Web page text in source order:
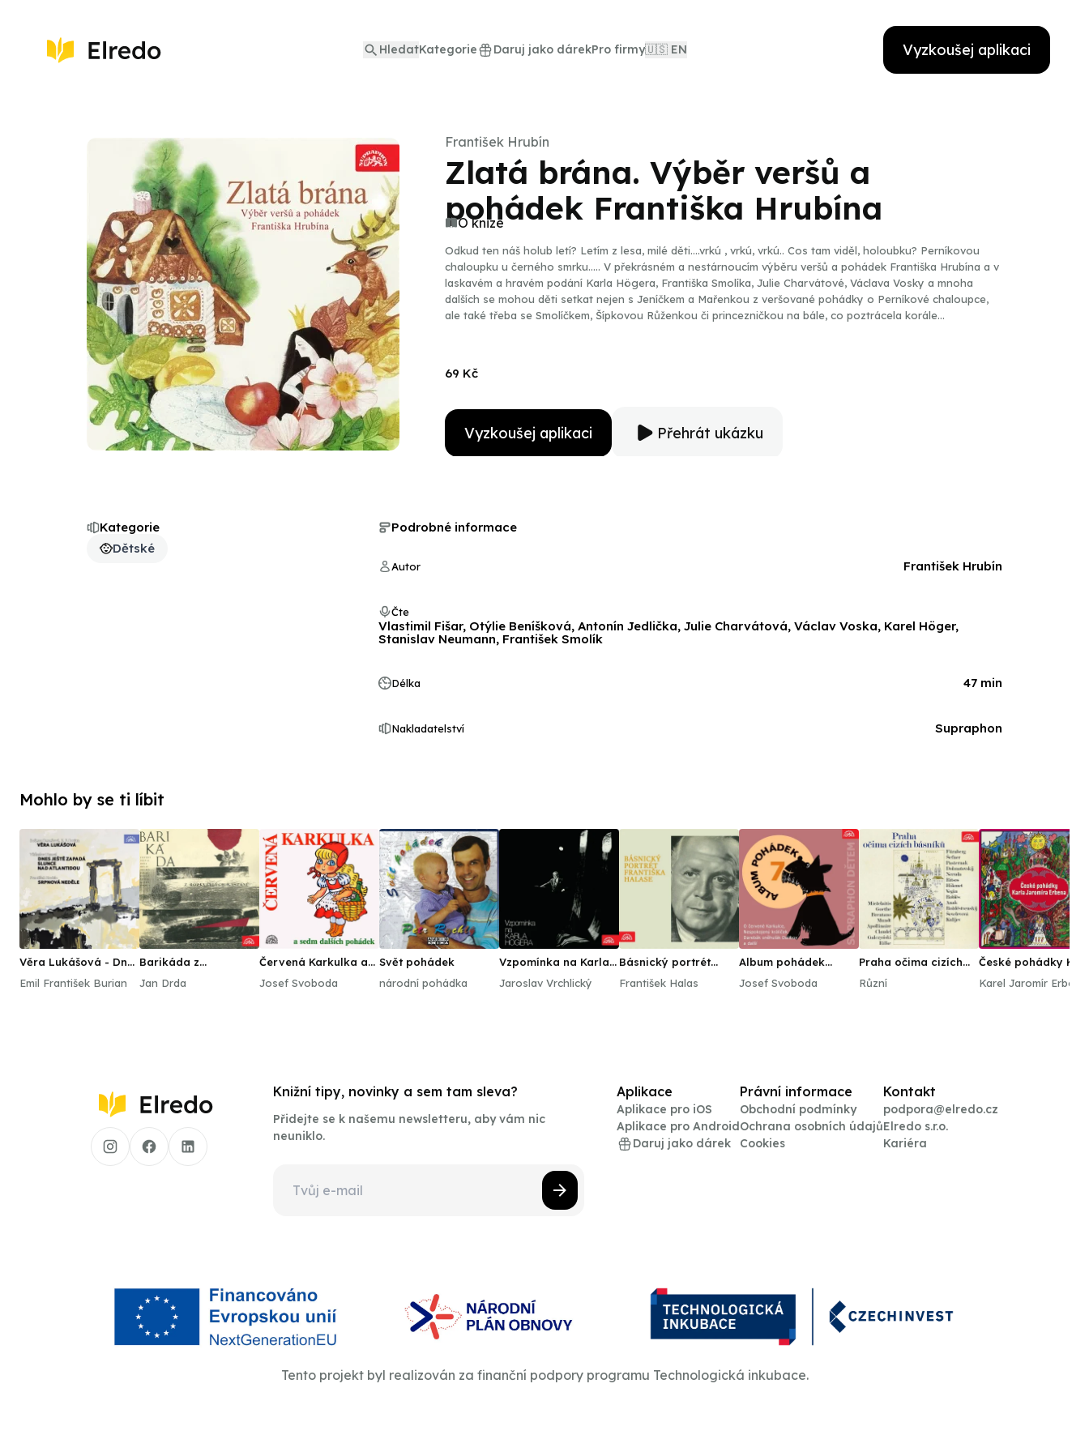
HledatKategorie Daruj jako dárekPro firmy🇺🇸 EN Vyzkoušej aplikaci
František Hrubín
Zlatá brána. Výběr veršů a
pohádek Františka Hrubína
O knize
Odkud ten náš holub letí? Letím z lesa, milé děti....vrkú , vrkú, vrkú.. Cos tam viděl, holoubku? Perníkovou
chaloupku u černého smrku..... V překrásném a nestárnoucím výběru veršů a pohádek Františka Hrubína a v
laskavém a hravém podání Karla Högera, Františka Smolíka, Julie Charvátové, Václava Vosky a mnoha
dalších se mohou děti setkat nejen s Jeníčkem a Mařenkou z veršované pohádky o Perníkové chaloupce,
ale také třeba se Smolíčkem, Šípkovou Růženkou či princezničkou na bále, co poztrácela korále...
69 Kč
Vyzkoušej aplikaci Přehrát ukázku
Kategorie
Dětské
Podrobné informace
Autor František Hrubín
Čte
Vlastimil Fišar, Otýlie Beníšková, Antonín Jedlička, Julie Charvátová, Václav Voska, Karel Höger,
Stanislav Neumann, František Smolík
Délka 47 min
Nakladatelství Supraphon
Mohlo by se ti líbit
Věra Lukášová - Dnes
nad Atlantidou -
Emil František Burian
Barikáda z
Jan Drda
Červená Karkulka a
pohádek
Josef Svoboda
Svět pohádek
národní pohádka
Vzpomínka na Karla
Jaroslav Vrchlický
Básnický portrét
František Halas
Album pohádek
(O červené Karkulce,
Josef Svoboda
Praha očima cizích
Různí
České pohádky
Karel Jaromír Erben
Knižní tipy, novinky a sem tam sleva?
Přidejte se k našemu newsletteru, aby vám nic
neuniklo.
Aplikace
Aplikace pro iOS
Aplikace pro Android
Daruj jako dárek
Právní informace
Obchodní podmínky
Ochrana osobních údajů
Cookies
Kontakt
podpora@elredo.cz
Elredo s.r.o.
Kariéra
Tento projekt byl realizován za finanční podpory programu Technologická inkubace.